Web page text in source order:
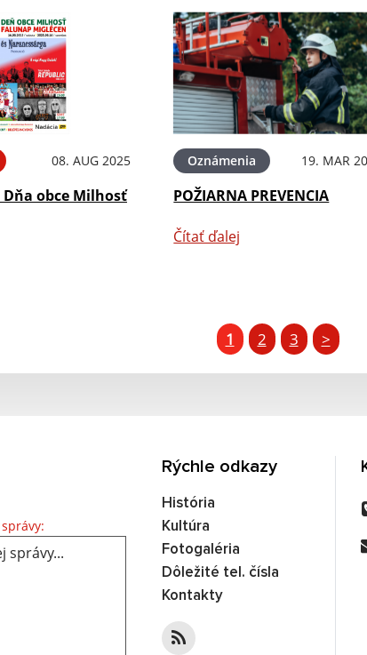
08. AUG 2025
obce Milhosť
Oznámenia 19. MAR
POŽIARNA PREVENCIA
Čítať ďalej
1 2 3 >
Text vašej správy...
Rýchle odkazy
História
Kultúra
Fotogaléria
Dôležité tel. čísla
Kontakty